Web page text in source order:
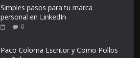
Simples pasos para tu marca
personal en LinkedIn
0
Paco Coloma Escritor y Como Pollos